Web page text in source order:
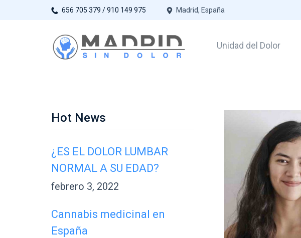
656 705 379 / 910 149 975 Madrid, España
Unidad del Dolor
Hot News
¿ES EL DOLOR LUMBAR
NORMAL A SU EDAD?
febrero 3, 2022
Cannabis medicinal en
España